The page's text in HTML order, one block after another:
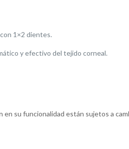
1×2 dientes.
y efectivo del tejido corneal.
su funcionalidad están sujetos a